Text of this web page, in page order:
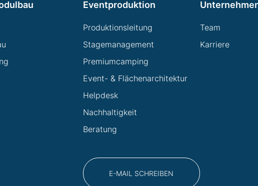
Eventproduktion
Produktionsleitung
Stagemanagement
Premiumcamping
Event- & Flächenarchitektur
Helpdesk
Nachhaltigkeit
Beratung
E-MAIL SCHREIBEN
Team
Karriere